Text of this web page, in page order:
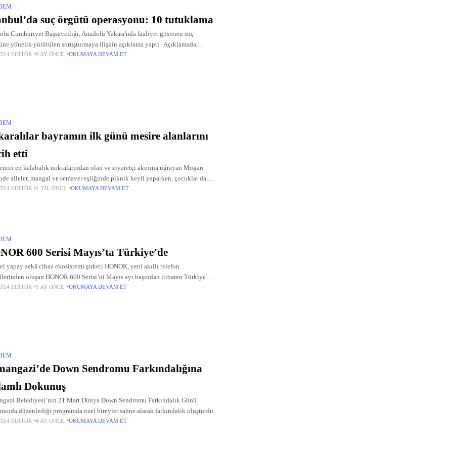
suç örgütü operasyonu: 10 tutuklama
Cumhuriyet Başsavcılığı, Anadolu Yakası'nda faaliyet gösteren suç
yönelik yürütülen soruşturmaya ilişkin açıklama yaptı. Açıklamada,
çalışmalar neticesinde, "nitelikli yağma", "kişiyi hürriyetinden yoksun
EDITÖR 9 AY ÖNCE OKUMAYA DEVAM ET
bayramın ilk günü mesire alanlarını
etti
en kalabalık noktalarından olan ve ziyaretçi akınına uğrayan Mogan
aileler, mangal ve semaver eşliğinde piknik keyfi yaparken, çocuklar da
vakit geçirdi. Vatandaşların bazıları ağaç
EDITÖR 1 YIL ÖNCE OKUMAYA DEVAM ET
600 Serisi Mayıs’ta Türkiye’de
yapay zekâ cihaz ekosistemi şirketi HONOR, yeni akıllı telefon
oluşan HONOR 600 Serisi’ni Mayıs ayı başından itibaren Türkiye’de
sunmaya hazırlanıyor.
EDITÖR 1 AY ÖNCE OKUMAYA DEVAM ET
Down Sendromu Farkındalığına
Dokunuş
Belediyesi’nin 21 Mart Dünya Down Sendromu Farkındalık Günü
düzenlediği programda özel bireyler sahne alarak farkındalık oluşturdu.
EDITÖR 4 AY ÖNCE OKUMAYA DEVAM ET